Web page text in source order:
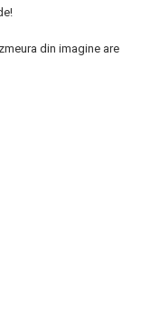
din imagine are